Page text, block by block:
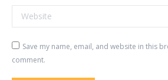
Website
Save my name, email, and website in this
comment.